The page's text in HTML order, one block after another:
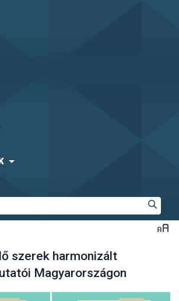
szerek harmonizált
Magyarországon